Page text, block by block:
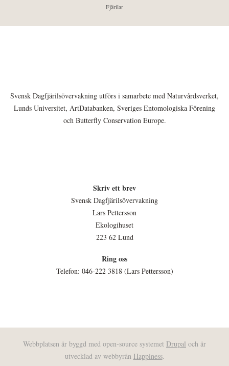
Fjärilar
Svensk Dagfjärilsövervakning utförs i samarbete med Naturvårdsverket,
Lunds Universitet, ArtDatabanken, Sveriges Entomologiska Förening
och Butterfly Conservation Europe.
Skriv ett brev
Svensk Dagfjärilsövervakning
Lars Pettersson
Ekologihuset
223 62 Lund
Ring oss
Telefon: 046-222 3818 (Lars Pettersson)
Webbplatsen är byggd med open-source systemet Drupal och är
utvecklad av webbyrån Happiness.